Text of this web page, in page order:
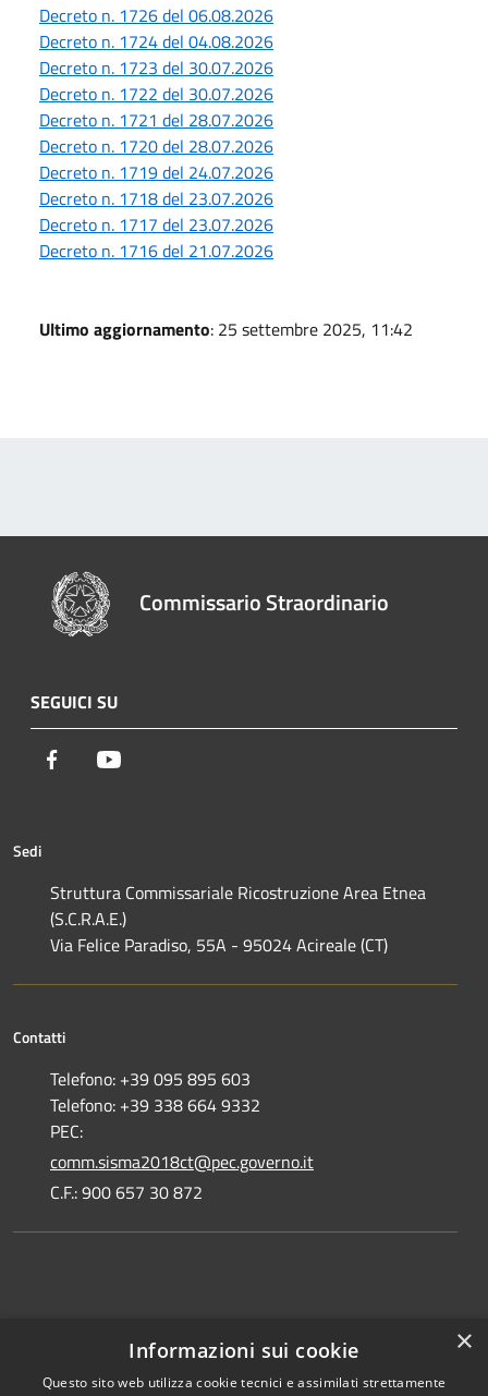
Decreto n. 1726 del 06.08.2026
Decreto n. 1724 del 04.08.2026
Decreto n. 1723 del 30.07.2026
Decreto n. 1722 del 30.07.2026
Decreto n. 1721 del 28.07.2026
Decreto n. 1720 del 28.07.2026
Decreto n. 1719 del 24.07.2026
Decreto n. 1718 del 23.07.2026
Decreto n. 1717 del 23.07.2026
Decreto n. 1716 del 21.07.2026
Ultimo aggiornamento: 25 settembre 2025, 11:42
Commissario Straordinario
SEGUICI SU
Facebook
Sedi
Struttura Commissariale Ricostruzione Area Etnea
(S.C.R.A.E.)
Via Felice Paradiso, 55A - 95024 Acireale (CT)
Contatti
Telefono: +39 095 895 603
Telefono: +39 338 664 9332
PEC:
comm.sisma2018ct@pec.governo.it
C.F.: 900 657 30 872
Dichiarazione di accessibilità
×
Informazioni sui cookie
Questo sito web utilizza cookie tecnici e assimilati strettamente